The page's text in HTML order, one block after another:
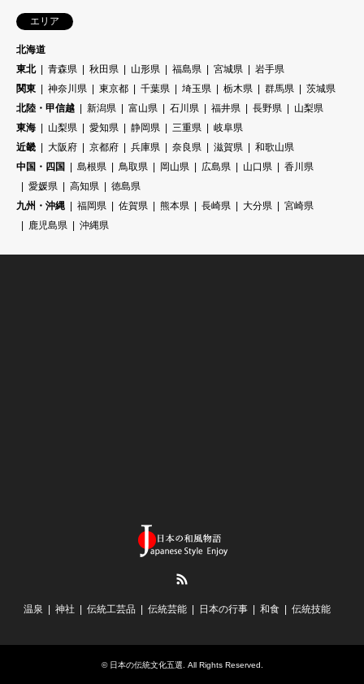
エリア
北海道
東北
青森県 秋田県 山形県 福島県 宮城県
岩手県
関東
神奈川県 東京都 千葉県 埼玉県 栃木県 群馬県
茨城県
北陸・甲信越
新潟県 富山県 石川県 福井県 長野県
山梨県
東海
山梨県 愛知県 静岡県 三重県
岐阜県
近畿
大阪府 京都府 兵庫県 奈良県 滋賀県
和歌山県
中国・四国
島根県 鳥取県 岡山県 広島県 山口県
香川県
愛媛県
高知県
徳島県
九州・沖縄
福岡県 佐賀県 熊本県 長崎県 大分県
宮崎県
鹿児島県
沖縄県
温泉 神社 伝統工芸品 伝統芸能 日本の行事 和食 伝統技能
© 日本の伝統文化五選. All Rights Reserved.